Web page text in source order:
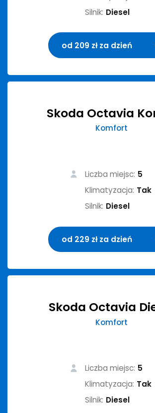
Silnik: Diesel
od 209 zł za dzień
Skoda Octavia
Komfort
Liczba miejsc: 5
Klimatyzacja: Tak
Silnik: Diesel
od 229 zł za dzień
Skoda Octavia
Komfort
Liczba miejsc: 5
Klimatyzacja: Tak
Silnik: Diesel